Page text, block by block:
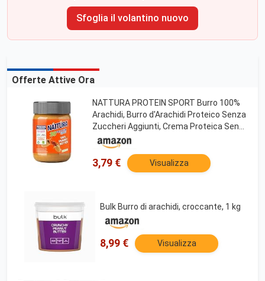
Sfoglia il volantino nuovo
Offerte Attive Ora
NATTURA PROTEIN SPORT Burro 100%
Arachidi, Burro d'Arachidi Proteico Senza
Zuccheri Aggiunti, Crema Proteica Senza
Glutine, 100% Naturale,30% di Proteine,
350g
3,79 € Visualizza
Bulk Burro di arachidi, croccante, 1 kg
8,99 € Visualizza